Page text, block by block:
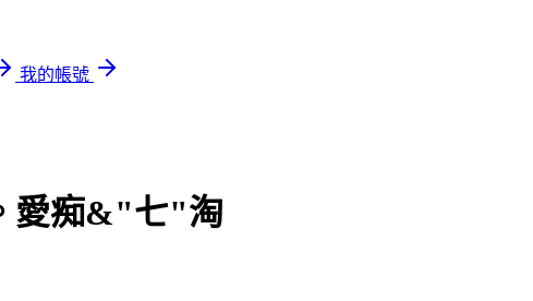
我的帳號
愛痴&"七"淘